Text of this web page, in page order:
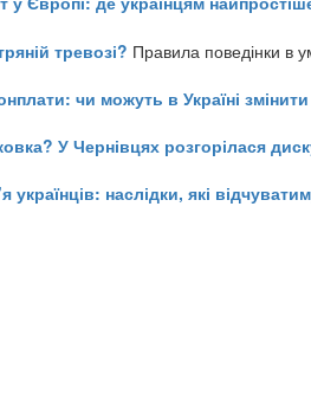
тревозі? Правила поведінки в
чи можуть в Україні
У Чернівцях розгорілася
українців: наслідки, які